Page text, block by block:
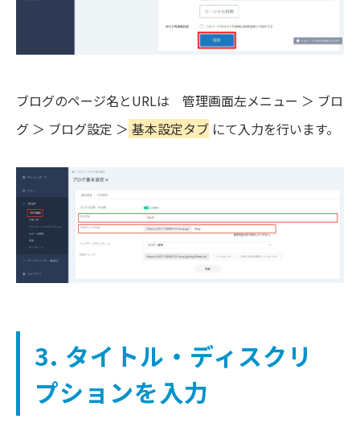
ブログのページ名とURLは 管理画面左メニュー ＞ ブロ
グ ＞ ブログ設定 ＞ 基本設定タブ にて入力を行います。
3. タイトル・ディスクリ
プションを入力